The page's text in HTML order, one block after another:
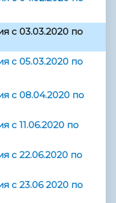
с 03.03.2020 по
с 05.03.2020 по
с 08.04.2020 по
с 11.06.2020 по
с 22.06.2020 по
с 23.06 2020 по